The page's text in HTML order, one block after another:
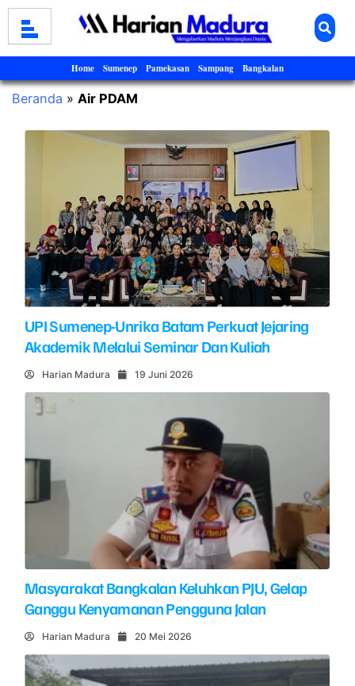
Home Sumenep Pamekasan Sampang Bangkalan
Beranda » Air PDAM
UPI Sumenep-Unrika Batam Perkuat Jejaring
Akademik Melalui Seminar Dan Kuliah
Harian Madura 19 Juni 2026
Masyarakat Bangkalan Keluhkan PJU, Gelap
Ganggu Kenyamanan Pengguna Jalan
Harian Madura 20 Mei 2026